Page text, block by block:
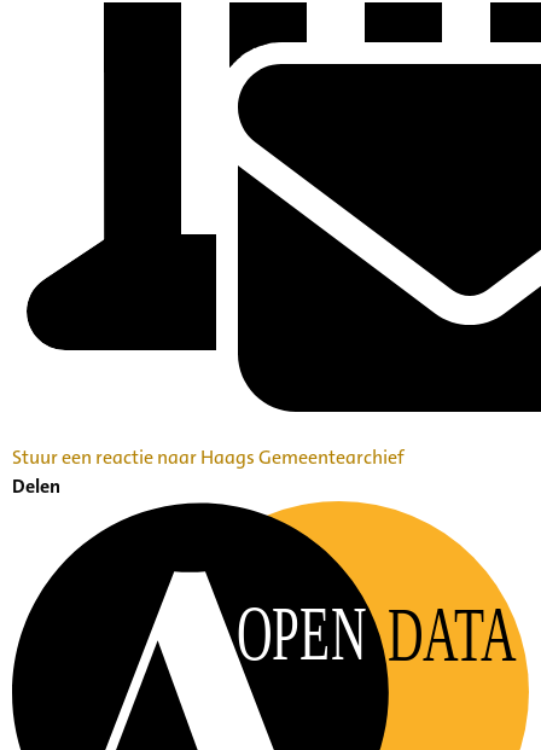
Stuur een reactie naar Haags Gemeentearchief
Delen
OPEN DATA